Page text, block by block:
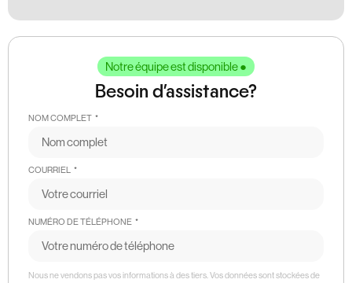
Notre équipe est disponible ●
Besoin d'assistance?
NOM COMPLET
COURRIEL
NUMÉRO DE TÉLÉPHONE
Nous ne vendons pas vos informations à des tiers. Vos données sont stockées de